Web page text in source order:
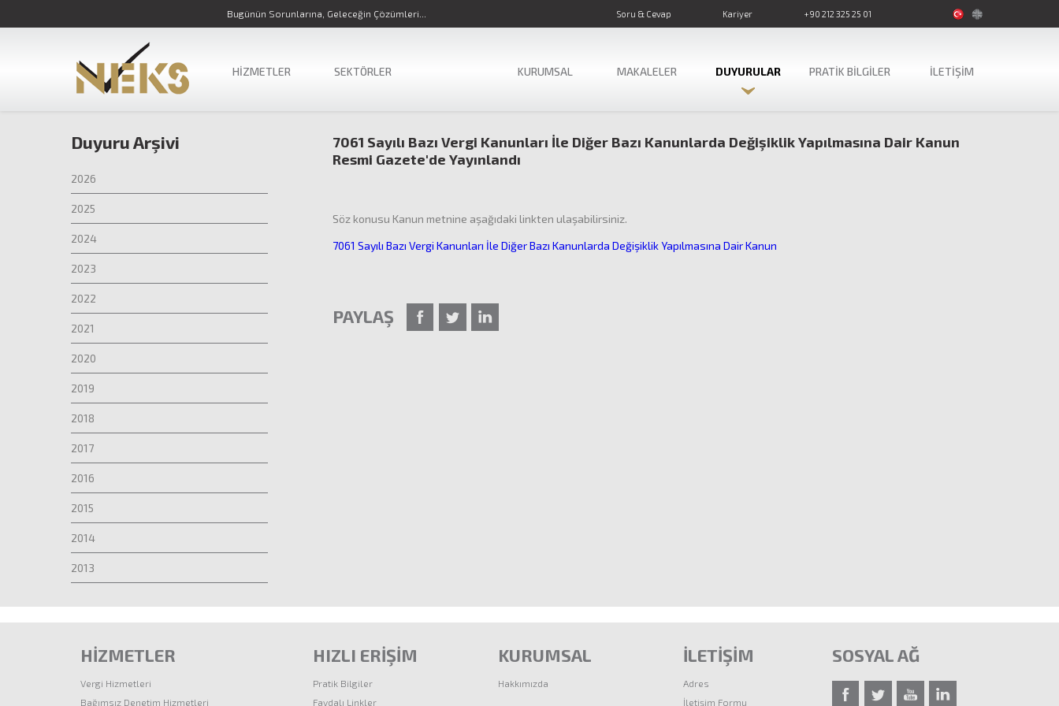
Bugünün Sorunlarına, Geleceğin Çözümleri... Soru & Cevap Kariyer +90 212 325 25 01
HİZMETLER SEKTÖRLER İLETİŞİM
PRATİK BİLGİLER
DUYURULAR
MAKALELER
KURUMSAL
Duyuru Arşivi
2026
2025
2024
2023
2022
2021
2020
2019
2018
2017
2016
2015
2014
2013
7061 Sayılı Bazı Vergi Kanunları İle Diğer Bazı Kanunlarda Değişiklik Yapılmasına Dair Kanun
Resmi Gazete'de Yayınlandı
Söz konusu Kanun metnine aşağıdaki linkten ulaşabilirsiniz.
7061 Sayılı Bazı Vergi Kanunları İle Diğer Bazı Kanunlarda Değişiklik Yapılmasına Dair Kanun
PAYLAŞ
HİZMETLER
Vergi Hizmetleri
Bağımsız Denetim Hizmetleri
HIZLI ERİŞİM
Pratik Bilgiler
Faydalı Linkler
KURUMSAL
Hakkımızda
İLETİŞİM
Adres
İletişim Formu
SOSYAL AĞ